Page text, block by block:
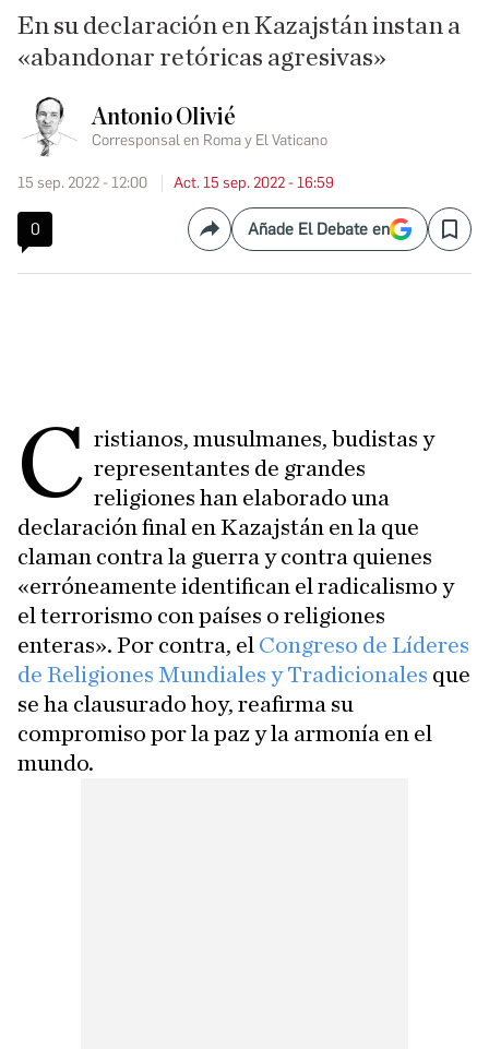
En su declaración en Kazajstán instan a
«abandonar retóricas agresivas»
Antonio Olivié
Corresponsal en Roma y El Vaticano
15 sep. 2022 - 12:00 Act. 15 sep. 2022 - 16:59
0 CompartirAñade El Debate en Save
C ristianos, musulmanes, budistas y
representantes de grandes
religiones han elaborado una
declaración final en Kazajstán en la que
claman contra la guerra y contra quienes
«erróneamente identifican el radicalismo y
el terrorismo con países o religiones
enteras». Por contra, el Congreso de Líderes
de Religiones Mundiales y Tradicionales que
se ha clausurado hoy, reafirma su
compromiso por la paz y la armonía en el
mundo.